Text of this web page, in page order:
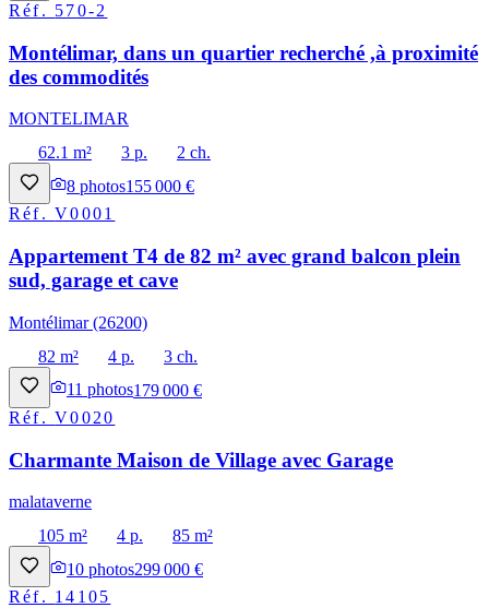
Réf. 570-2
Montélimar, dans un quartier recherché ,à proximité
des commodités
MONTELIMAR
62.1 m²
3 p.
2 ch.
8 photos155 000 €
Réf.V0001
Appartement T4 de 82 m² avec grand balcon plein
sud, garage et cave
Montélimar (26200)
82 m²
4 p.
3 ch.
11 photos179 000 €
Réf.V0020
Charmante Maison de Village avec Garage
malataverne
105 m²
4 p.
85 m²
10 photos299 000 €
Réf. 14105